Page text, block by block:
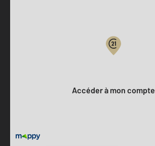
Accéder à mon compte